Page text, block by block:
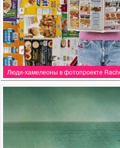
Люди-хамелеоны в фотопроекте